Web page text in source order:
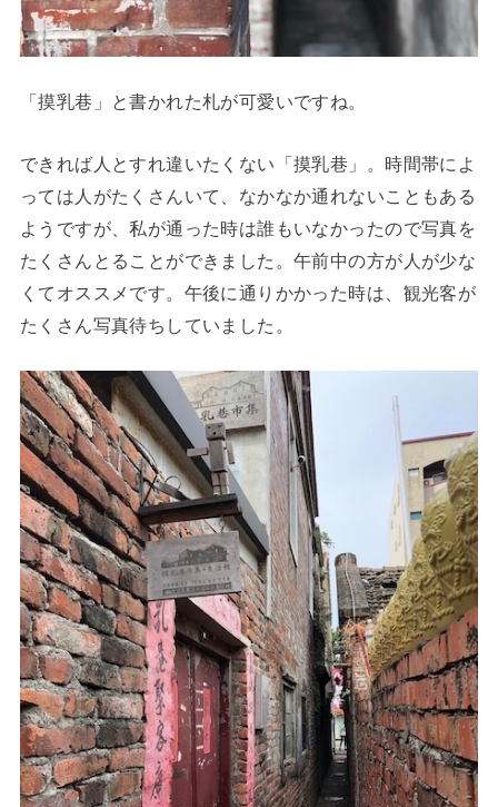
「摸乳巷」と書かれた札が可愛いですね。
できれば人とすれ違いたくない「摸乳巷」。時間帯によ
っては人がたくさんいて、なかなか通れないこともある
ようですが、私が通った時は誰もいなかったので写真を
たくさんとることができました。午前中の方が人が少な
くてオススメです。午後に通りかかった時は、観光客が
たくさん写真待ちしていました。